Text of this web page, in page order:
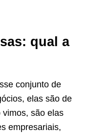
qual a
conjunto de
elas são de
são elas
empresariais,